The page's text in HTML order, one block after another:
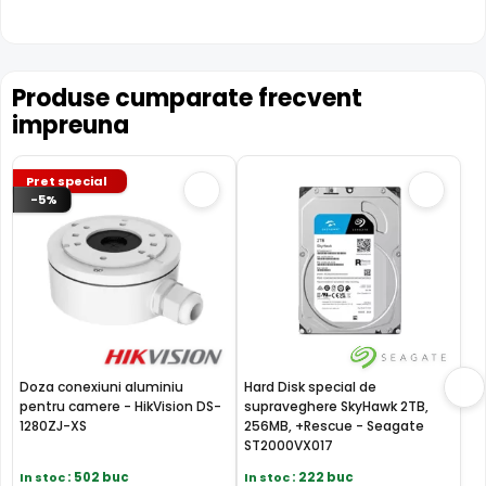
zgomote suspecte, fara a fi nevoie sa va deplasati in
locatia respectiva, eliminand astfel un pericol destul de
Produse cumparate frecvent
impreuna
Pret special
-5%
Doza conexiuni aluminiu
pentru camere - HikVision DS-
1280ZJ-XS
In stoc: 502 buc
Hard Disk special de
supraveghere SkyHawk 2TB,
256MB, +Rescue - Seagate
ST2000VX017
In stoc: 222 buc